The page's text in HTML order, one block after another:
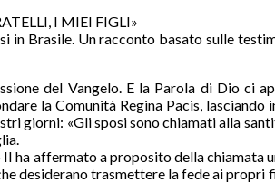
I MIEI FIGLI»
in Brasile. Un racconto basato sulle
del Vangelo. E la Parola di Dio ci
la Comunità Regina Pacis, lasciando
giorni: «Gli sposi sono chiamati alla
ha affermato a proposito della chiamata
desiderano trasmettere la fede ai propri